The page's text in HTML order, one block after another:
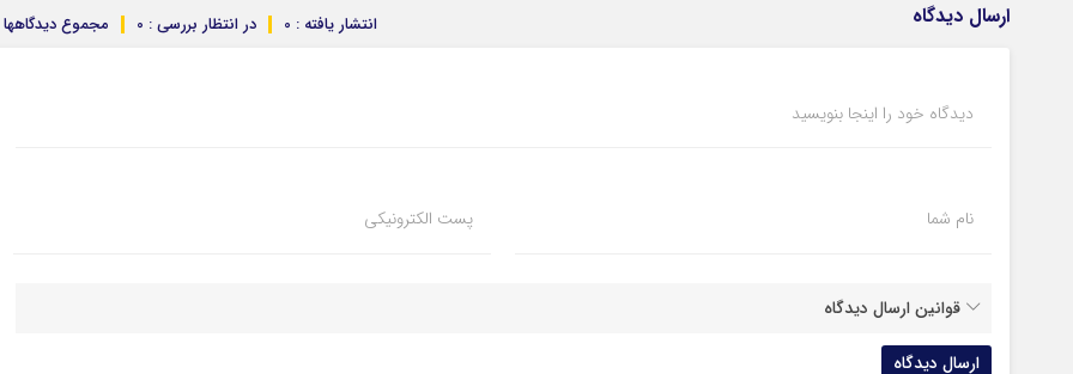
ارسال دیدگاه مجموع دیدگاهها : در انتظار بررسی : 0 انتشار یافته : 0
دیدگاه خود را اینجا بنویسید
نام شما پست الکترونیکی
قوانین ارسال دیدگاه